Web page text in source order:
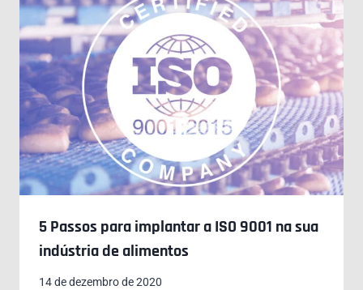
5 Passos para implantar a ISO 9001 na sua
indústria de alimentos
14 de dezembro de 2020